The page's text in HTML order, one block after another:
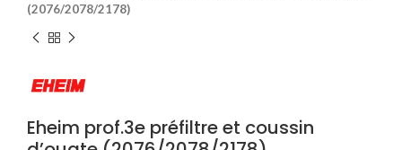
(2076/2078/2178)
Eheim prof.3e préfiltre et coussin